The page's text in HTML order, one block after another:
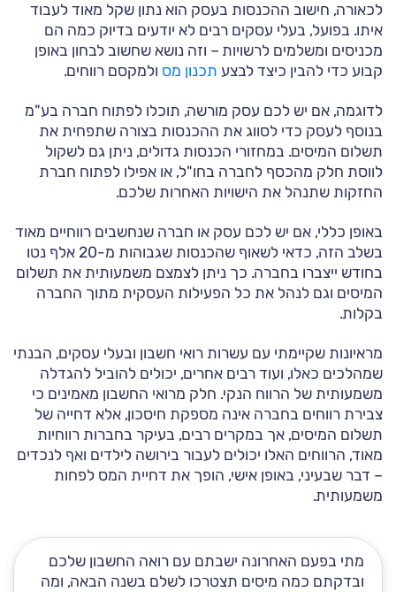
לכאורה, חישוב ההכנסות בעסק הוא נתון שקל מאוד לעבוד
איתו. בפועל, בעלי עסקים רבים לא יודעים בדיוק כמה הם
מכניסים ומשלמים לרשויות – וזה נושא שחשוב לבחון באופן
קבוע כדי להבין כיצד לבצע תכנון מס ולמקסם רווחים.
לדוגמה, אם יש לכם עסק מורשה, תוכלו לפתוח חברה בע"מ
בנוסף לעסק כדי לסווג את ההכנסות בצורה שתפחית את
תשלום המיסים. במחזורי הכנסות גדולים, ניתן גם לשקול
לווסת חלק מהכסף לחברה בחו"ל, או אפילו לפתוח חברת
החזקות שתנהל את הישויות האחרות שלכם.
באופן כללי, אם יש לכם עסק או חברה שנחשבים רווחיים מאוד
בשלב הזה, כדאי לשאוף שהכנסות שגבוהות מ-20 אלף נטו
בחודש ייצברו בחברה. כך ניתן לצמצם משמעותית את תשלום
המיסים וגם לנהל את כל הפעילות העסקית מתוך החברה
בקלות.
מראיונות שקיימתי עם עשרות רואי חשבון ובעלי עסקים, הבנתי
שמהלכים כאלו, ועוד רבים אחרים, יכולים להוביל להגדלה
משמעותית של הרווח הנקי. חלק מרואי החשבון מאמינים כי
צבירת רווחים בחברה אינה מספקת חיסכון, אלא דחייה של
תשלום המיסים, אך במקרים רבים, בעיקר בחברות רווחיות
מאוד, הרווחים האלו יכולים לעבור בירושה לילדים ואף לנכדים
– דבר שבעיני, באופן אישי, הופך את דחיית המס לפחות
משמעותית.
מתי בפעם האחרונה ישבתם עם רואה החשבון שלכם
ובדקתם כמה מיסים תצטרכו לשלם בשנה הבאה, ומה